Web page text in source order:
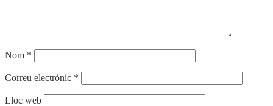
Nom *
Correu electrònic *
Lloc web